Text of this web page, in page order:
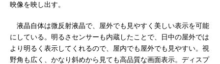
映像を映し出す。
液晶自体は微反射液晶で、屋外でも見やすく美しい表示を可能
にしている。明るさセンサーも内蔵したことで、日中の屋外では
より明るく表示してくれるので、屋内でも屋外でも見やすい。視
野角も広く、かなり斜めから見ても高品質な画面表示。ディスプ